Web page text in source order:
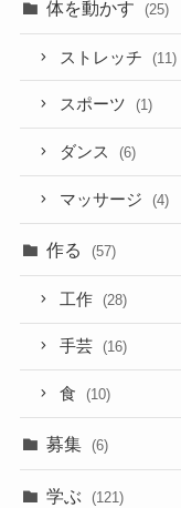
体を動かす (25)
ストレッチ (11)
スポーツ (1)
ダンス (6)
マッサージ (4)
作る (57)
工作 (28)
手芸 (16)
食 (10)
募集 (6)
学ぶ (121)